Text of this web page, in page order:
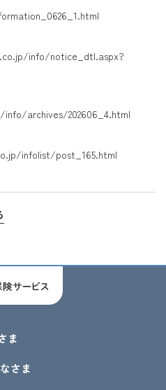
info/notice_dtl.aspx?
archives/202606_4.html
infolist/post_165.html
ま
さま